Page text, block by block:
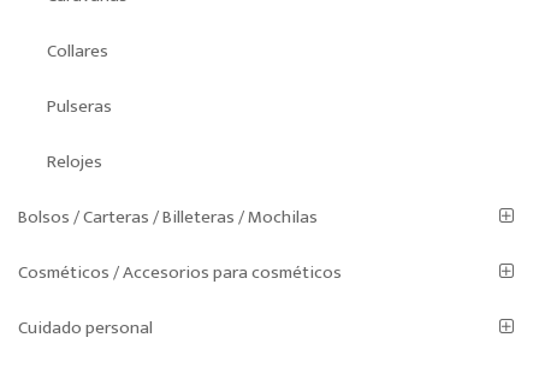
Collares
Pulseras
Relojes
Bolsos / Carteras / Billeteras / Mochilas
Cosméticos / Accesorios para cosméticos
Cuidado personal